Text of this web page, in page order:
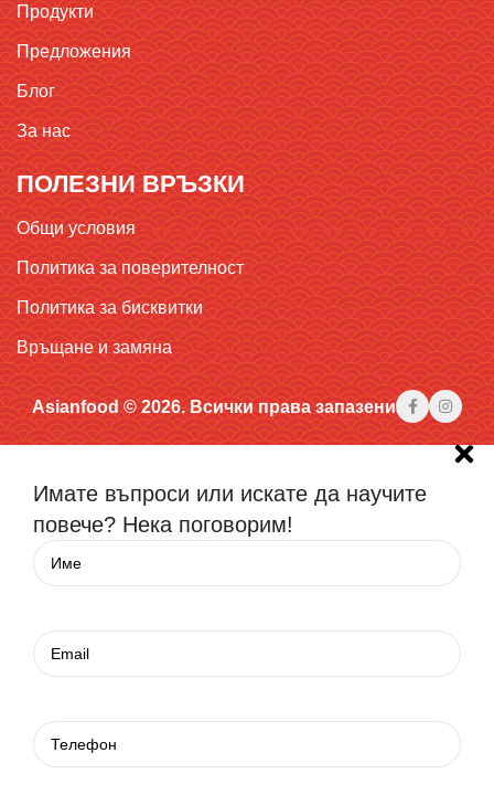
Продукти
Предложения
Блог
За нас
ПОЛЕЗНИ ВРЪЗКИ
Общи условия
Политика за поверителност
Политика за бисквитки
Връщане и замяна
Asianfood © 2026. Всички права запазени
Имате въпроси или искате да научите
повече? Нека поговорим!